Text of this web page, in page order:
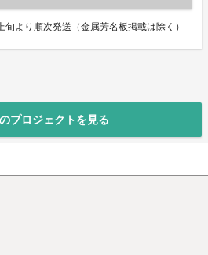
より順次発送（金属芳名板掲載は除く）
プロジェクトを見る